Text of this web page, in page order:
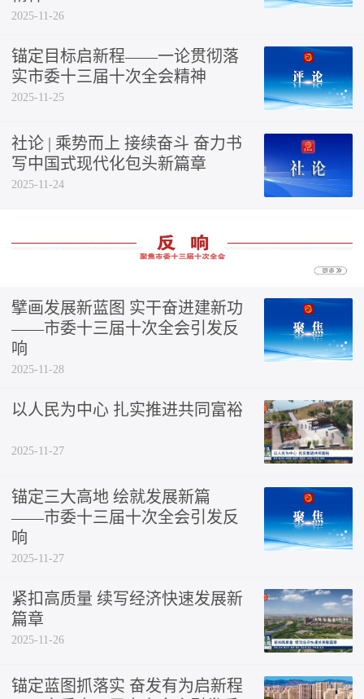
2025-11-26
锚定目标启新程——一论贯彻落
实市委十三届十次全会精神
2025-11-25
社论 | 乘势而上 接续奋斗 奋力书
写中国式现代化包头新篇章
2025-11-24
擘画发展新蓝图 实干奋进建新功
——市委十三届十次全会引发反
响
2025-11-28
以人民为中心 扎实推进共同富裕
2025-11-27
锚定三大高地 绘就发展新篇
——市委十三届十次全会引发反
响
2025-11-27
紧扣高质量 续写经济快速发展新
篇章
2025-11-26
锚定蓝图抓落实 奋发有为启新程